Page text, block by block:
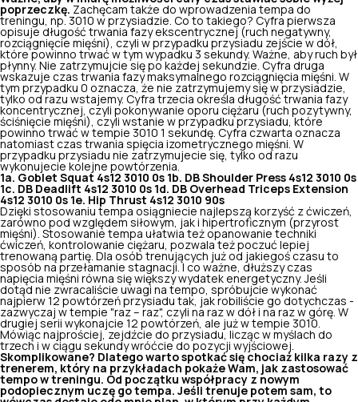
poprzeczkę. Zachęcam także do wprowadzenia tempa do
treningu, np. 3010 w przysiadzie. Co to takiego? Cyfra pierwsza
opisuje długość trwania fazy ekscentrycznej (ruch negatywny,
rozciągnięcie mięśni), czyli w przypadku przysiadu zejście w dół,
które powinno trwać w tym wypadku 3 sekundy. Ważne, aby ruch był
płynny. Nie zatrzymujcie się po każdej sekundzie. Cyfra druga
wskazuje czas trwania fazy maksymalnego rozciągnięcia mięśni. W
tym przypadku 0 oznacza, że nie zatrzymujemy się w przysiadzie,
tylko od razu wstajemy. Cyfra trzecia określa długość trwania fazy
koncentrycznej, czyli pokonywanie oporu ciężaru (ruch pozytywny,
ściśnięcie mięśni), czyli wstanie w przypadku przysiadu, które
powinno trwać w tempie 3010 1 sekundę. Cyfra czwarta oznacza
natomiast czas trwania spięcia izometrycznego mięśni. W
przypadku przysiadu nie zatrzymujecie się, tylko od razu
wykonujecie kolejne powtórzenia.
1a. Goblet Squat 4s12 3010 0s 1b. DB Shoulder Press 4s12 3010 0s
1c. DB Deadlift 4s12 3010 0s 1d. DB Overhead Triceps Extension
4s12 3010 0s 1e. Hip Thrust 4s12 3010 90s
Dzięki stosowaniu tempa osiągniecie najlepszą korzyść z ćwiczeń,
zarówno pod względem siłowym, jak i hipertroficznym (przyrost
mięśni). Stosowanie tempa ułatwia też opanowanie techniki
ćwiczeń, kontrolowanie ciężaru, pozwala też poczuć lepiej
trenowaną partię. Dla osób trenujących już od jakiegoś czasu to
sposób na przełamanie stagnacji. I co ważne, dłuższy czas
napięcia mięśni równa się większy wydatek energetyczny. Jeśli
dotąd nie zwracaliście uwagi na tempo, spróbujcie wykonać
najpierw 12 powtórzeń przysiadu tak, jak robiliście go dotychczas -
zazwyczaj w tempie "raz – raz", czyli na raz w dół i na raz w górę. W
drugiej serii wykonajcie 12 powtórzeń, ale już w tempie 3010.
Mówiąc najprościej, zejdźcie do przysiadu, licząc w myślach do
trzech i w ciągu sekundy wróćcie do pozycji wyjściowej.
Skomplikowane? Dlatego warto spotkać się chociaż kilka razy z
trenerem, który na przykładach pokaże Wam, jak zastosować
tempo w treningu. Od początku współpracy z nowym
podopiecznym uczę go tempa. Jeśli trenuje potem sam, to